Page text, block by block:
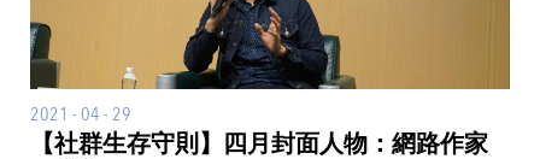
2021 - 04 - 29
【社群生存守則】四月封面人物：網路作家